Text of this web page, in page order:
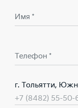
Имя *
Телефон *
г. Тольятти,
+7 (8482) 55-50-